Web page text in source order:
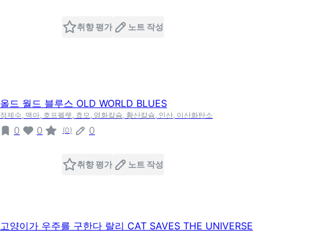
취향 평가 노트 작성
올드 월드 블루스 OLD WORLD BLUES
정제수, 맥아, 호프펠렛, 효모, 염화칼슘, 황산칼슘, 인산, 이산화탄소
0 0 (0) 0
취향 평가 노트 작성
고양이가 우주를 구한다 랄리 CAT SAVES THE UNIVERSE